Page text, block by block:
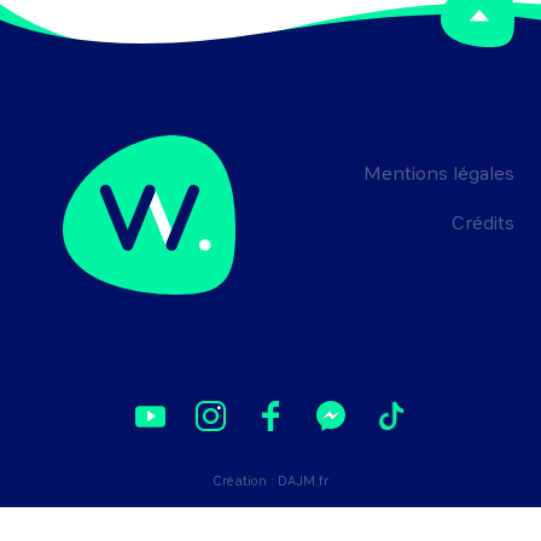
Création : DAJM.fr
Mentions légales
Crédits